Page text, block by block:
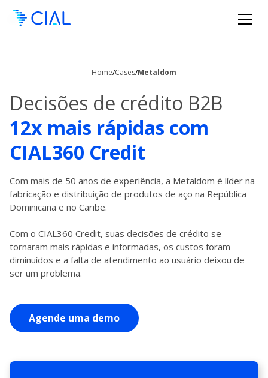
Home/Cases/Metaldom
Decisões de crédito B2B
12x mais rápidas com
CIAL360 Credit
Com mais de 50 anos de experiência, a Metaldom é líder na
fabricação e distribuição de produtos de aço na República
Dominicana e no Caribe.​
Com o CIAL360 Credit, suas decisões de crédito se
tornaram mais rápidas e informadas, os custos foram
diminuídos e a falta de atendimento ao usuário deixou de
ser um problema.
Agende uma demo